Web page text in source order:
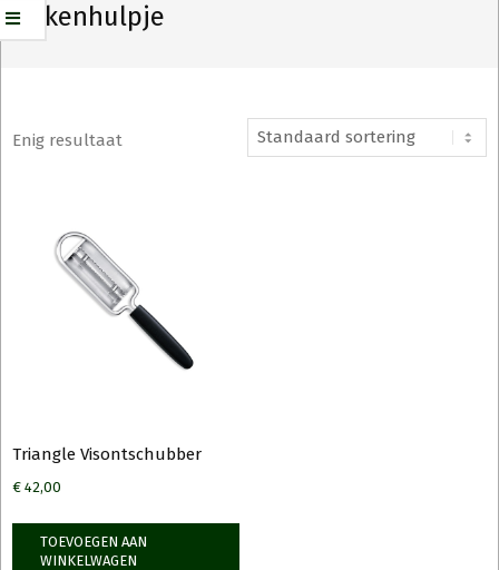
keukenhulpje
Enig resultaat
Triangle Visontschubber
€ 42,00
TOEVOEGEN AAN
WINKELWAGEN